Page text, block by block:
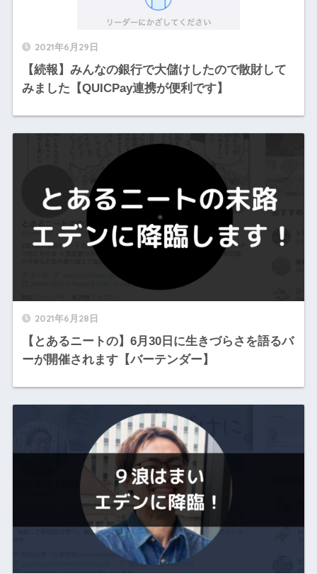
2021年6月29日
【続報】みんなの銀行で大儲けしたので散財して
みました【QUICPay連携が便利です】
2021年6月28日
【とあるニートの】6月30日に生きづらさを語るバ
ーが開催されます【バーテンダー】